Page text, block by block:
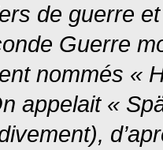
de guerre
Guerre
nommés «
appelait «